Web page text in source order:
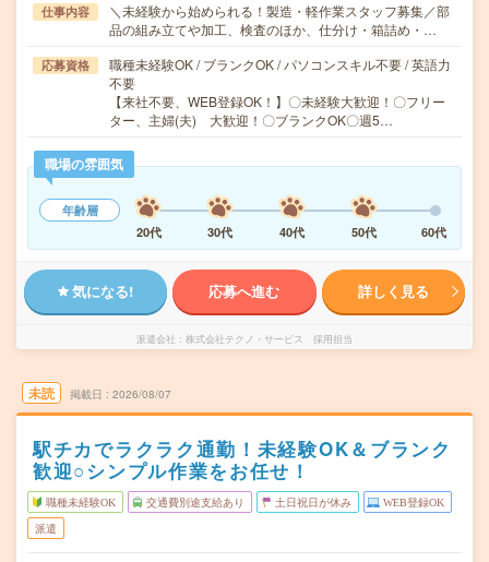
仕事内容
＼未経験から始められる！製造・軽作業スタッフ募集／部
品の組み立てや加工、検査のほか、仕分け・箱詰め・…
応募資格
職種未経験OK / ブランクOK / パソコンスキル不要 / 英語力
不要
【来社不要、WEB登録OK！】〇未経験大歓迎！〇フリー
ター、主婦(夫) 大歓迎！〇ブランクOK〇週5…
職場の雰囲気
年齢層
20代
30代 40代 50代 60代
気になる! 応募へ進む 詳しく見る
派遣会社 株式会社テクノ・サービス 採用担当
未読 掲載日 2026/08/07
駅チカでラクラク通勤！未経験OK＆ブランク
歓迎○シンプル作業をお任せ！
職種未経験OK 交通費別途支給あり 土日祝日が休み WEB登録OK
派遣